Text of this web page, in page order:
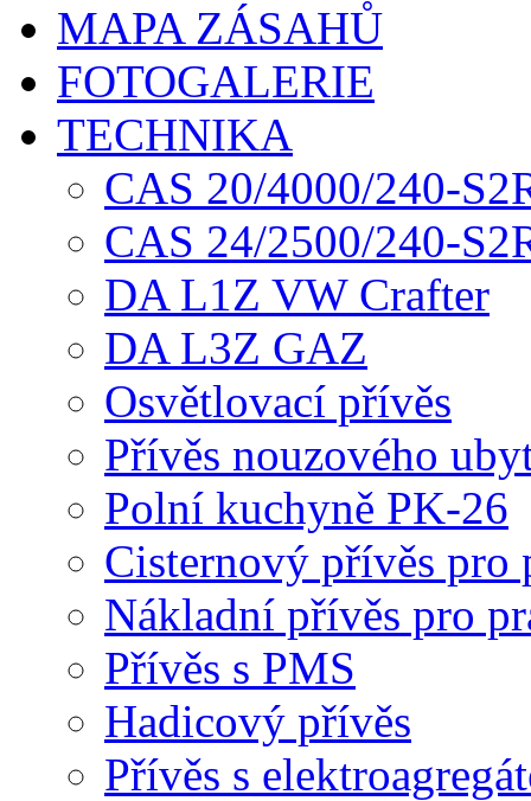
MAPA ZÁSAHŮ
FOTOGALERIE
TECHNIKA
CAS 20/4000/240-
CAS 24/2500/240-
DA L1Z VW Crafter
DA L3Z GAZ
Osvětlovací přívěs
Přívěs nouzového
Polní kuchyně PK-26
Cisternový přívěs pro
Nákladní přívěs pro
Přívěs s PMS
Hadicový přívěs
Přívěs s